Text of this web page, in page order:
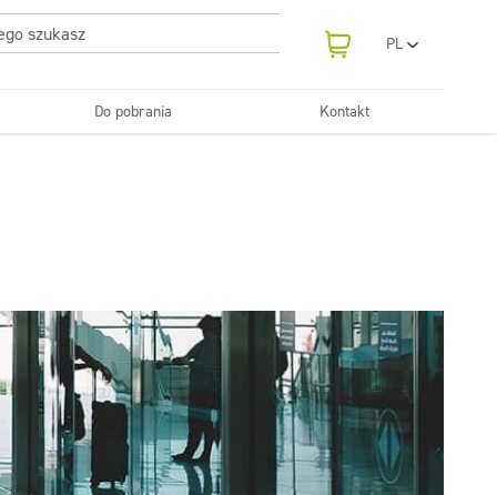
PL
RO
Do pobrania Kontakt